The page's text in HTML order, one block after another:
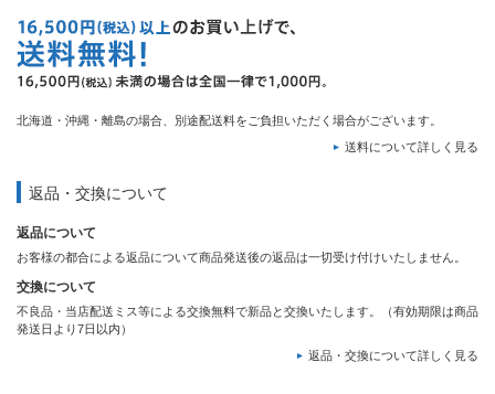
北海道・沖縄・離島の場合、別途配送料をご負担いただく場合がございます。
送料について詳しく見る
返品・交換について
返品について
お客様の都合による返品について商品発送後の返品は一切受け付けいたしません。
交換について
不良品・当店配送ミス等による交換無料で新品と交換いたします。（有効期限は商品
発送日より7日以内）
返品・交換について詳しく見る